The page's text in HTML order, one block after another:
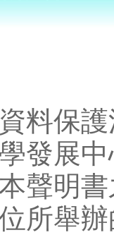
料保
發展
聲明
所舉